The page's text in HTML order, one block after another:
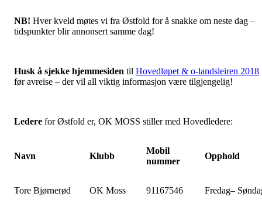
NB! Hver kveld møtes vi fra Østfold for å snakke om neste dag –
tidspunkter blir annonsert samme dag!
Husk å sjekke hjemmesiden til Hovedløpet & o-landsleiren 2018
før avreise – der vil all viktig informasjon være tilgjengelig!
Ledere for Østfold er, OK MOSS stiller med Hovedledere:
Navn Klubb
Mobil
nummer
Opphold
Tore Bjørnerød OK Moss 91167546 Fredag–